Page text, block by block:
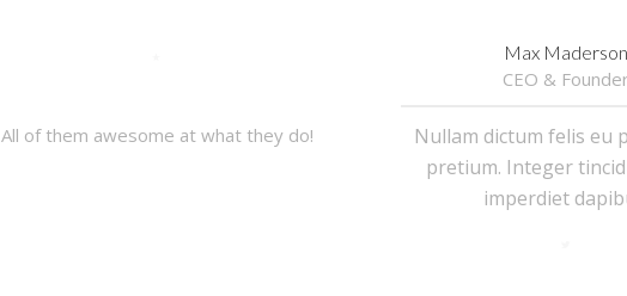
All of them awesome at what they do!
Max Maderson
CEO &
Nullam dictum felis eu
pretium. Integer
imperdiet